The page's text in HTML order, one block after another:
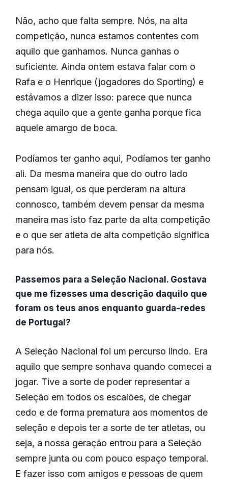
Não, acho que falta sempre. Nós, na alta
competição, nunca estamos contentes com
aquilo que ganhamos. Nunca ganhas o
suficiente. Ainda ontem estava falar com o
Rafa e o Henrique (jogadores do Sporting) e
estávamos a dizer isso: parece que nunca
chega aquilo que a gente ganha porque fica
aquele amargo de boca.
Podíamos ter ganho aqui, Podíamos ter ganho
ali. Da mesma maneira que do outro lado
pensam igual, os que perderam na altura
connosco, também devem pensar da mesma
maneira mas isto faz parte da alta competição
e o que ser atleta de alta competição significa
para nós.
Passemos para a Seleção Nacional. Gostava
que me fizesses uma descrição daquilo que
foram os teus anos enquanto guarda-redes
de Portugal?
A Seleção Nacional foi um percurso lindo. Era
aquilo que sempre sonhava quando comecei a
jogar. Tive a sorte de poder representar a
Seleção em todos os escalões, de chegar
cedo e de forma prematura aos momentos de
seleção e depois ter a sorte de ter atletas, ou
seja, a nossa geração entrou para a Seleção
sempre junta ou com pouco espaço temporal.
E fazer isso com amigos e pessoas de quem